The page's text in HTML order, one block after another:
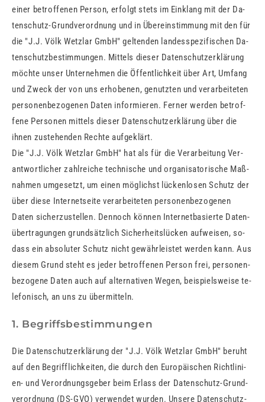
einer be­trof­fe­nen Per­son, er­folgt stets im Ein­klang mit der Da­
ten­schutz-Grund­ver­ord­nung und in Über­ein­stim­mung mit den für
die "J.J. Völk Wetzlar GmbH" gel­ten­den lan­des­spe­zi­fi­schen Da­
ten­schutz­be­stim­mun­gen. Mit­tels die­ser Da­ten­schutz­er­klä­rung
möch­te unser Un­ter­neh­men die Öf­fent­lich­keit über Art, Um­fang
und Zweck der von uns er­ho­be­nen, ge­nutz­ten und ver­ar­bei­te­ten
per­so­nen­be­zo­ge­nen Daten in­for­mie­ren. Fer­ner wer­den be­trof­
fe­ne Per­so­nen mit­tels die­ser Da­ten­schutz­er­klä­rung über die
ihnen zu­ste­hen­den Rech­te auf­ge­klärt.
Die "J.J. Völk Wetzlar GmbH" hat als für die Ver­ar­bei­tung Ver­
ant­wort­li­cher zahl­rei­che tech­ni­sche und or­ga­ni­sa­to­ri­sche Maß­
nah­men um­ge­setzt, um einen mög­lichst lü­cken­lo­sen Schutz der
über diese In­ter­net­sei­te ver­ar­bei­te­ten per­so­nen­be­zo­ge­nen
Daten si­cher­zu­stel­len. Den­noch kön­nen In­ter­net­ba­sier­te Da­ten­
über­tra­gun­gen grund­sätz­lich Si­cher­heits­lü­cken auf­wei­sen, so­
dass ein ab­so­lu­ter Schutz nicht ge­währ­leis­tet wer­den kann. Aus
die­sem Grund steht es jeder be­trof­fe­nen Per­son frei, per­so­nen­
be­zo­ge­ne Daten auch auf al­ter­na­ti­ven Wegen, bei­spiels­wei­se te­
le­fo­nisch, an uns zu über­mit­teln.
1. Begriffsbestimmungen
Die Da­ten­schutz­er­klä­rung der "J.J. Völk Wetzlar GmbH" be­ruht
auf den Be­griff­lich­kei­ten, die durch den Eu­ro­päi­schen Richt­li­ni­
en- und Ver­ord­nungs­ge­ber beim Er­lass der Da­ten­schutz-Grund­
ver­ord­nung (DS-GVO) ver­wen­det wur­den. Un­se­re Da­ten­schutz­